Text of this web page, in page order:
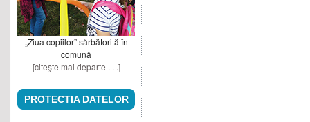
„Ziua copiilor” sărbătorită în
comună
[citeşte mai departe . . .]
PROTECTIA DATELOR